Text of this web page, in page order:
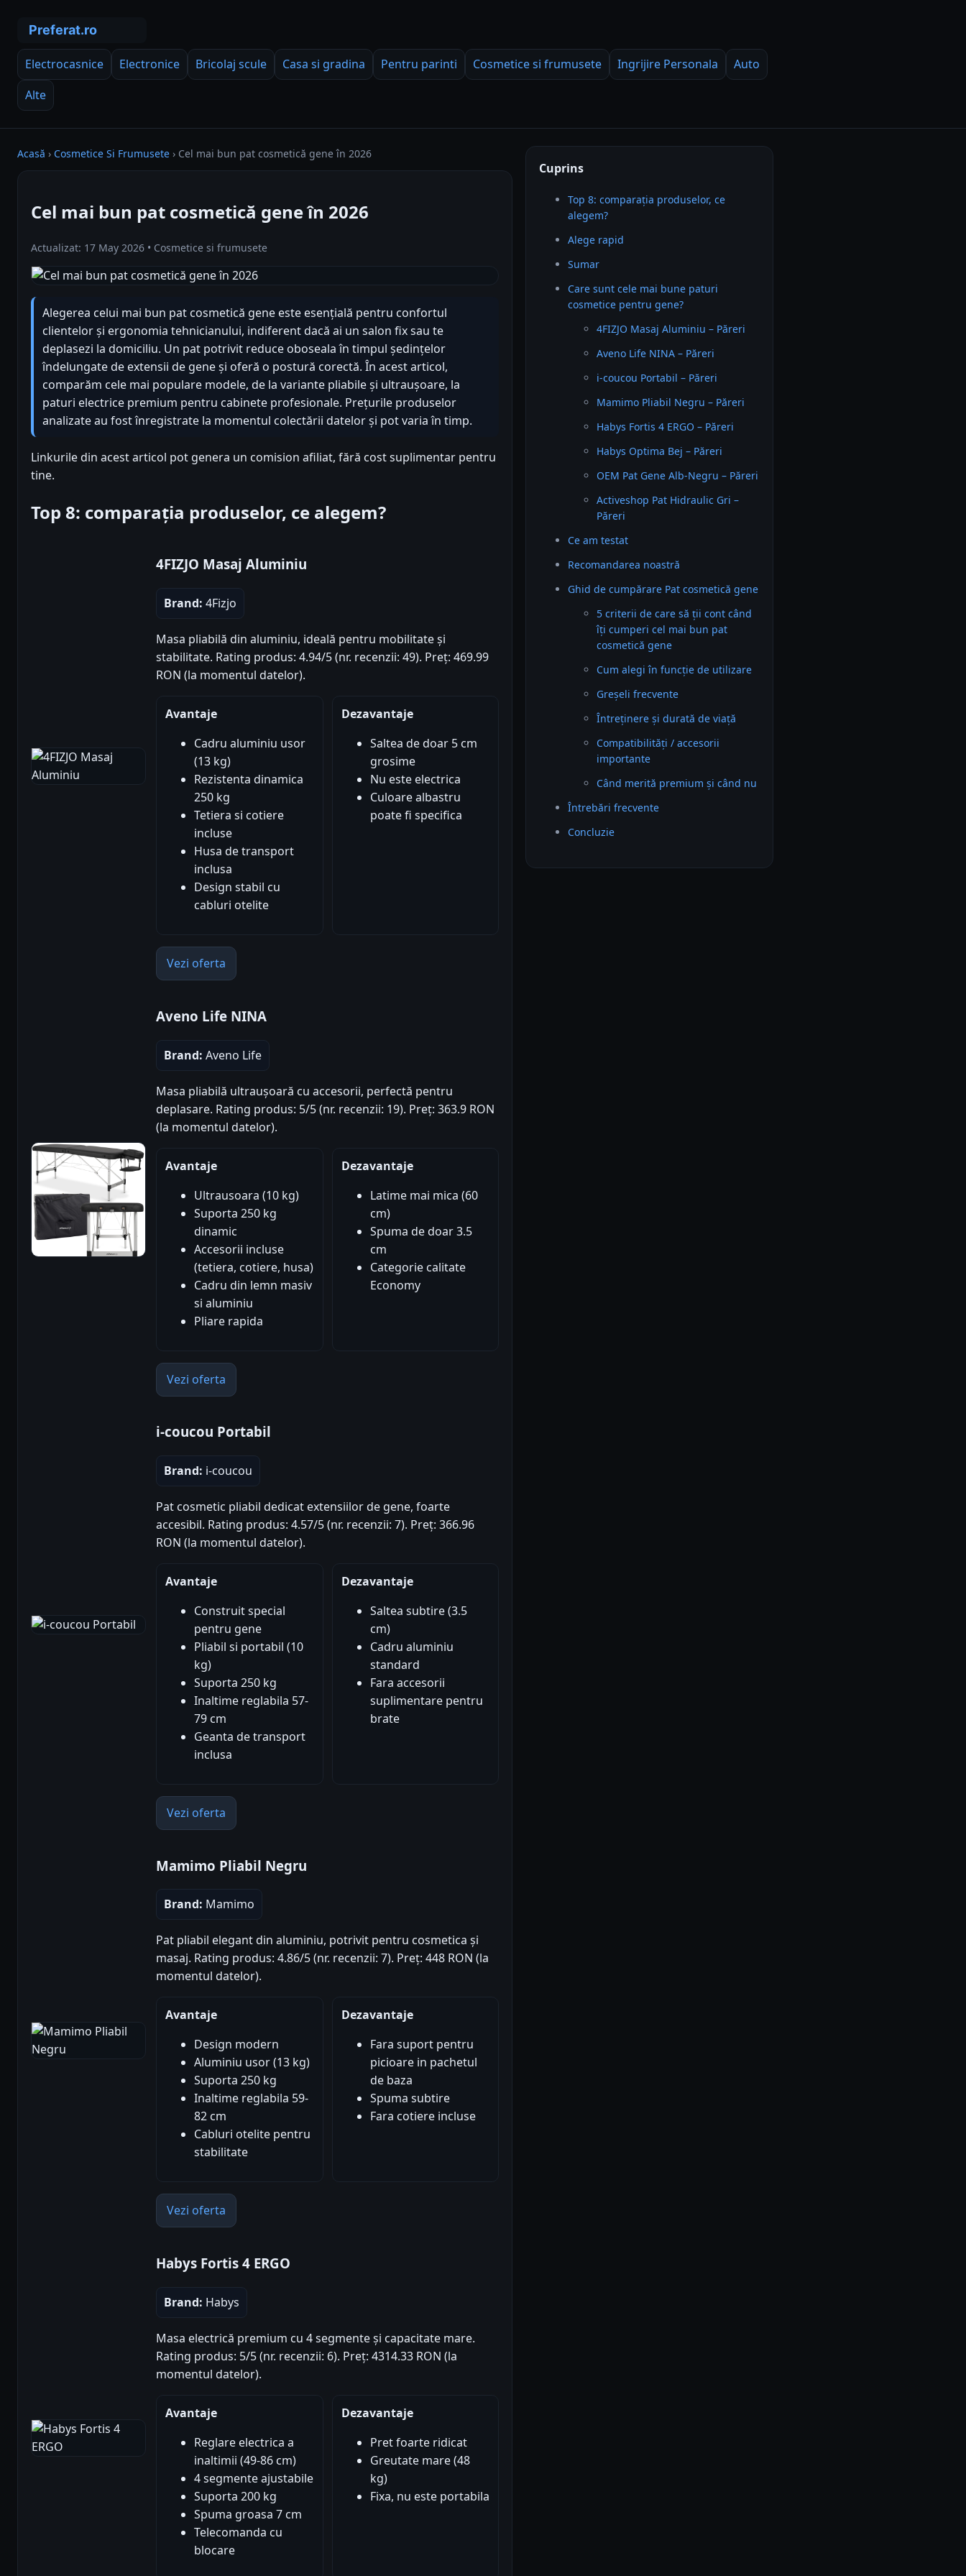
Electrocasnice Electronice Bricolaj scule Casa si gradina Pentru parinti Cosmetice si frumusete Ingrijire Personala
Auto
Alte
Acasă › Cosmetice Si Frumusete › Cel mai bun pat cosmetică gene în 2026
Cel mai bun pat cosmetică gene în 2026
Actualizat: 17 May 2026 • Cosmetice si frumusete
Alegerea celui mai bun pat cosmetică gene este esențială pentru confortul
clientelor și ergonomia tehnicianului, indiferent dacă ai un salon fix sau te
deplasezi la domiciliu. Un pat potrivit reduce oboseala în timpul ședințelor
îndelungate de extensii de gene și oferă o postură corectă. În acest articol,
comparăm cele mai populare modele, de la variante pliabile și ultraușoare, la
paturi electrice premium pentru cabinete profesionale. Prețurile produselor
analizate au fost înregistrate la momentul colectării datelor și pot varia în timp.
Linkurile din acest articol pot genera un comision afiliat, fără cost suplimentar pentru
tine.
Top 8: comparația produselor, ce alegem?
4FIZJO Masaj Aluminiu
Brand: 4Fizjo
Masa pliabilă din aluminiu, ideală pentru mobilitate și
stabilitate. Rating produs: 4.94/5 (nr. recenzii: 49). Preț: 469.99
RON (la momentul datelor).
Avantaje
Cadru aluminiu usor
(13 kg)
Rezistenta dinamica
250 kg
Tetiera si cotiere
incluse
Husa de transport
inclusa
Design stabil cu
cabluri otelite
Dezavantaje
Saltea de doar 5 cm
grosime
Nu este electrica
Culoare albastru
poate fi specifica
Vezi oferta
Aveno Life NINA
Brand: Aveno Life
Masa pliabilă ultraușoară cu accesorii, perfectă pentru
deplasare. Rating produs: 5/5 (nr. recenzii: 19). Preț: 363.9 RON
(la momentul datelor).
Avantaje
Ultrausoara (10 kg)
Suporta 250 kg
dinamic
Accesorii incluse
(tetiera, cotiere, husa)
Cadru din lemn masiv
si aluminiu
Pliare rapida
Dezavantaje
Latime mai mica (60
cm)
Spuma de doar 3.5
cm
Categorie calitate
Economy
Vezi oferta
i-coucou Portabil
Brand: i-coucou
Pat cosmetic pliabil dedicat extensiilor de gene, foarte
accesibil. Rating produs: 4.57/5 (nr. recenzii: 7). Preț: 366.96
RON (la momentul datelor).
Avantaje
Construit special
pentru gene
Pliabil si portabil (10
kg)
Suporta 250 kg
Inaltime reglabila 57-
79 cm
Geanta de transport
inclusa
Dezavantaje
Saltea subtire (3.5
cm)
Cadru aluminiu
standard
Fara accesorii
suplimentare pentru
brate
Vezi oferta
Mamimo Pliabil Negru
Brand: Mamimo
Pat pliabil elegant din aluminiu, potrivit pentru cosmetica și
masaj. Rating produs: 4.86/5 (nr. recenzii: 7). Preț: 448 RON (la
momentul datelor).
Avantaje
Design modern
Aluminiu usor (13 kg)
Suporta 250 kg
Inaltime reglabila 59-
82 cm
Cabluri otelite pentru
stabilitate
Dezavantaje
Fara suport pentru
picioare in pachetul
de baza
Spuma subtire
Fara cotiere incluse
Vezi oferta
Habys Fortis 4 ERGO
Brand: Habys
Masa electrică premium cu 4 segmente și capacitate mare.
Rating produs: 5/5 (nr. recenzii: 6). Preț: 4314.33 RON (la
momentul datelor).
Avantaje
Reglare electrica a
inaltimii (49-86 cm)
4 segmente ajustabile
Suporta 200 kg
Spuma groasa 7 cm
Telecomanda cu
blocare
Dezavantaje
Pret foarte ridicat
Greutate mare (48
kg)
Fixa, nu este portabila
Cuprins
Top 8: comparația produselor, ce
alegem?
Alege rapid
Sumar
Care sunt cele mai bune paturi
cosmetice pentru gene?
4FIZJO Masaj Aluminiu – Păreri
Aveno Life NINA – Păreri
i-coucou Portabil – Păreri
Mamimo Pliabil Negru – Păreri
Habys Fortis 4 ERGO – Păreri
Habys Optima Bej – Păreri
OEM Pat Gene Alb-Negru – Păreri
Activeshop Pat Hidraulic Gri –
Păreri
Ce am testat
Recomandarea noastră
Ghid de cumpărare Pat cosmetică gene
5 criterii de care să ții cont când
îți cumperi cel mai bun pat
cosmetică gene
Cum alegi în funcție de utilizare
Greșeli frecvente
Întreținere și durată de viață
Compatibilități / accesorii
importante
Când merită premium și când nu
Întrebări frecvente
Concluzie